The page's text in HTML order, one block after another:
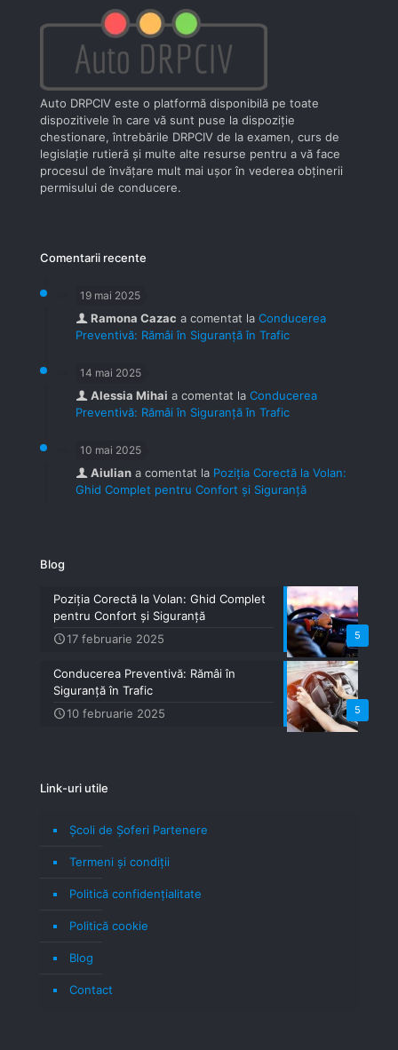
Auto DRPCIV este o platformă disponibilă pe toate
dispozitivele în care vă sunt puse la dispoziţie
chestionare, întrebările DRPCIV de la examen, curs de
legislaţie rutieră şi multe alte resurse pentru a vă face
procesul de învăţare mult mai uşor în vederea obţinerii
permisului de conducere.
Comentarii recente
19 mai 2025
Ramona Cazac a comentat la Conducerea
Preventivă: Rămâi în Siguranță în Trafic
14 mai 2025
Alessia Mihai a comentat la Conducerea
Preventivă: Rămâi în Siguranță în Trafic
10 mai 2025
Aiulian a comentat la Poziția Corectă la Volan:
Ghid Complet pentru Confort și Siguranță
Blog
5
Poziția Corectă la Volan: Ghid Complet
pentru Confort și Siguranță
17 februarie 2025
5
Conducerea Preventivă: Rămâi în
Siguranță în Trafic
10 februarie 2025
Link-uri utile
Școli de Șoferi Partenere
Termeni şi condiţii
Politică confidenţialitate
Politică cookie
Blog
Contact